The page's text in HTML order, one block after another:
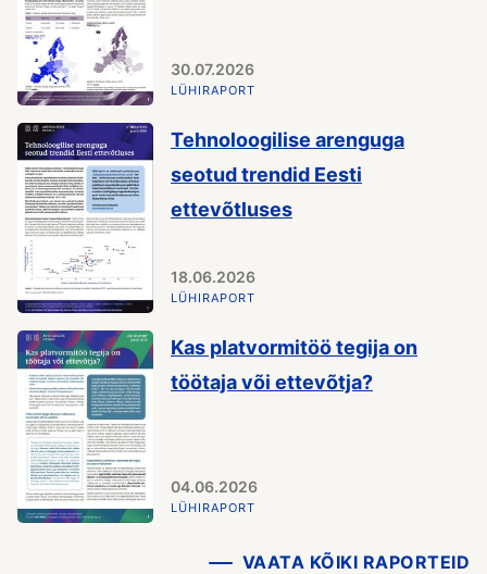
30.07.2026
LÜHIRAPORT
Tehnoloogilise arenguga
seotud trendid Eesti
ettevõtluses
18.06.2026
LÜHIRAPORT
Kas platvormitöö tegija on
töötaja või ettevõtja?
04.06.2026
LÜHIRAPORT
VAATA KÕIKI RAPORTEID